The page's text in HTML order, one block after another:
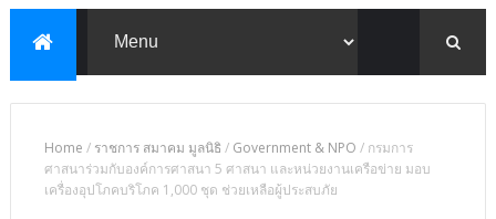
Home / ราชการ สมาคม มูลนิธิ / Government & NPO / กรมการ
ศาสนาร่วมกับองค์การศาสนา 5 ศาสนา และหน่วยงานเครือข่าย มอบ
เครื่องอุปโภคบริโภค 1,000 ชุด ช่วยเหลือผู้ประสบภัย